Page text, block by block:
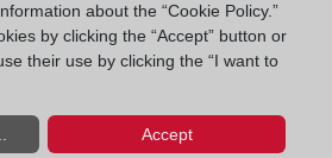
de las cláusulas hipotecarias
about the “Cookie Policy.”
by clicking the “Accept” button or
their use by clicking the “I want to
Accept